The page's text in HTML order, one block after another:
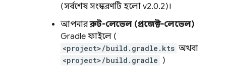
(সর্বশেষ সংস্করণটি হলো v2.0.2)।
আপনাররুট-লেভেল (প্রজেক্ট-লেভেল)
Gradle ফাইলে (
<project>/build.gradle.kts অথবা
<project>/build.gradle )